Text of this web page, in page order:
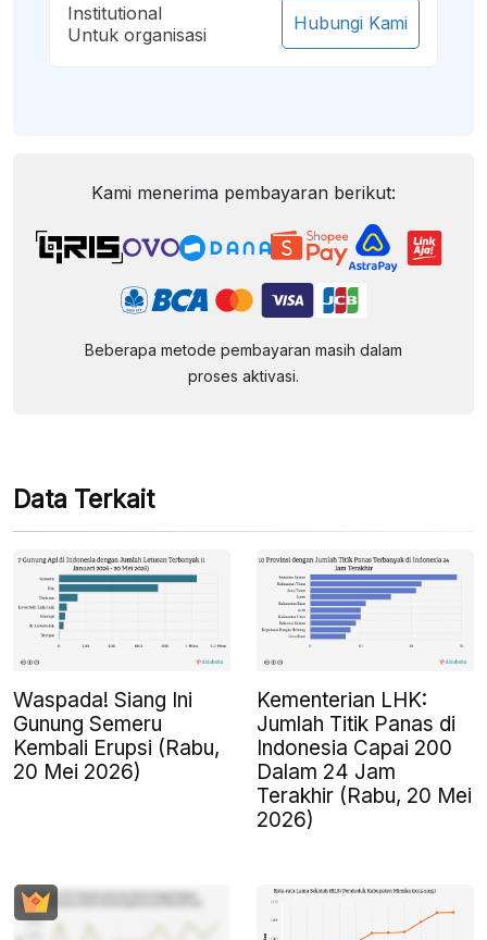
Institutional
Untuk organisasi
Hubungi Kami
Kami menerima pembayaran berikut:
Beberapa metode pembayaran masih dalam
proses aktivasi.
Data Terkait
Waspada! Siang Ini
Gunung Semeru
Kembali Erupsi (Rabu,
20 Mei 2026)
Kementerian LHK:
Jumlah Titik Panas di
Indonesia Capai 200
Dalam 24 Jam
Terakhir (Rabu, 20 Mei
2026)